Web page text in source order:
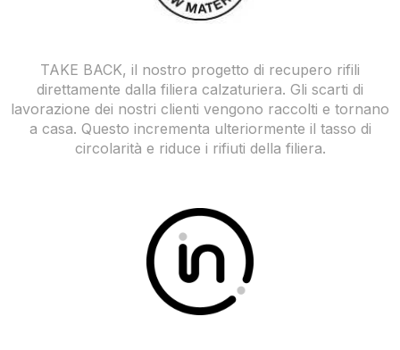
TAKE BACK, il nostro progetto di recupero rifili
direttamente dalla filiera calzaturiera. Gli scarti di
lavorazione dei nostri clienti vengono raccolti e tornano
a casa. Questo incrementa ulteriormente il tasso di
circolarità e riduce i rifiuti della filiera.